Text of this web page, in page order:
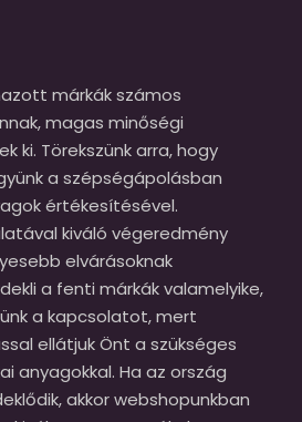
márkák számos
magas minőségi
ki. Törekszünk arra, hogy
a szépségápolásban
értékesítésével.
kiváló végeredmény
elvárásoknak
a fenti márkák valamelyike,
a kapcsolatot, mert
ellátjuk Önt a szükséges
anyagokkal. Ha az ország
akkor webshopunkban